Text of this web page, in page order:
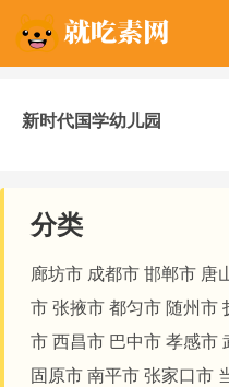
新时代国学幼儿园
分类
廊坊市 成都市 邯郸市 唐
市 张掖市 都匀市 随州市
市 西昌市 巴中市 孝感市
固原市 南平市 张家口市